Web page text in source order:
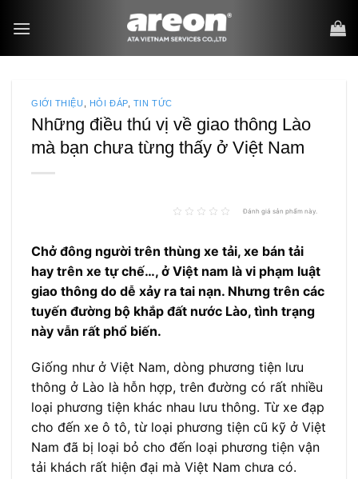
qua
GIỚI THIỆU HỎI ĐÁP, TIN TỨC
Những điều thú vị về giao thông Lào
mà bạn chưa từng thấy ở Việt Nam
Đánh giá sản phẩm này.
Chở đông người trên thùng xe tải, xe bán tải
hay trên xe tự chế…, ở Việt nam là vi phạm luật
giao thông do dễ xảy ra tai nạn. Nhưng trên các
tuyến đường bộ khắp đất nước Lào, tình trạng
này vẫn rất phổ biến.
Giống như ở Việt Nam, dòng phương tiện lưu
thông ở Lào là hỗn hợp, trên đường có rất nhiều
loại phương tiện khác nhau lưu thông. Từ xe đạp
cho đến xe ô tô, từ loại phương tiện cũ kỹ ở Việt
Nam đã bị loại bỏ cho đến loại phương tiện vận
tải khách rất hiện đại mà Việt Nam chưa có.